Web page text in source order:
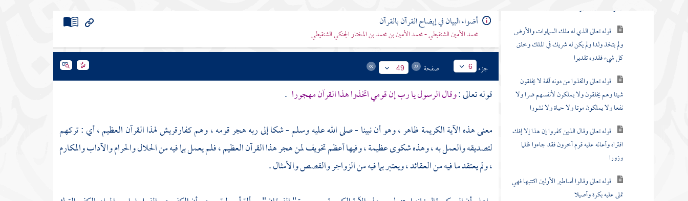
ليكون للعالمين نذيرا
قوله تعالى الذي له ملك السماوات والأرض
ولم يتخذ ولدا ولم يكن له شريك في الملك وخلق
كل شيء فقدره تقديرا
قوله تعالى واتخذوا من دونه آلهة لا يخلقون
شيئا وهم يخلقون ولا يملكون لأنفسهم ضرا ولا
نفعا ولا يملكون موتا ولا حياة ولا نشورا
قوله تعالى وقال الذين كفروا إن هذا إلا إفك
افتراه وأعانه عليه قوم آخرون فقد جاءوا ظلما
وزورا
قوله تعالى وقالوا أساطير الأولين اكتتبها فهي
تملى عليه بكرة وأصيلا
أضواء البيان في إيضاح القرآن بالقرآن
محمد الأمين الشنقيطي - محمد الأمين بن محمد بن المختار الجنكي الشنقيطي
جزء 6 صفحة 49
قوله تعالى :وقال الرسول يا رب إن قومي اتخذوا هذا القرآن مهجورا .
معنى هذه الآية الكريمة ظاهر ، وهو أن نبينا - صلى الله عليه وسلم - شكا إلى ربه هجر قومه ، وهم كفارقريشلهذا القرآن العظيم ، أي : تركهم
لتصديقه والعمل به ، وهذه شكوى عظيمة ، وفيها أعظم تخويف لمن هجر هذا القرآن العظيم ، فلم يعمل بما فيه من الحلال والحرام والآداب والمكارم
، ولم يعتقد ما فيه من العقائد ، ويعتبر بما فيه من الزواجر والقصص والأمثال .